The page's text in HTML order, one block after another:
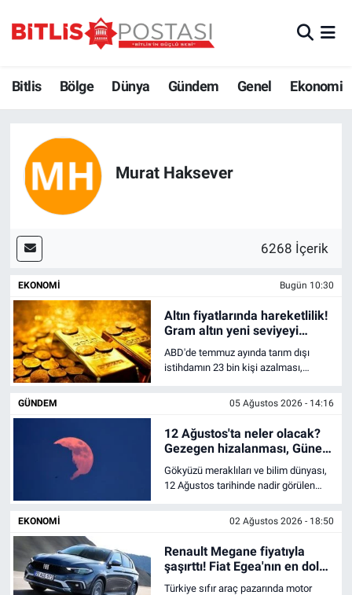
Bitlis Bölge Dünya Gündem Genel Ekonomi
Murat Haksever
6268 İçerik
EKONOMI Bugün 10:30
Altın fiyatlarında hareketlilik!
Gram altın yeni seviyeyi
gördü
ABD'de temmuz ayında tarım dışı
istihdamın 23 bin kişi azalması,
güçlendirdi. Ons altın 4.361 doların
üzerine çıkarken gram altın yurt içinde
6.700 TL seviyesini aştı.
GÜNDEM 05 Ağustos 2026 - 14:16
12 Ağustos'ta neler olacak?
Gezegen hizalanması, Güneş
tutulması ve meteor yağmuru
aynı güne denk geliyor
Gökyüzü meraklıları ve bilim dünyası,
12 Ağustos tarihinde nadir görülen
tanıklık etmeye hazırlanıyor. Aynı gün
içerisinde peş peşe gerçekleşecek
olan altılı gezegen hizalanması, tam
Güneş tutulması ve Perseid meteor
yağmuru görsel bir şölen sunacak.
EKONOMI 02 Ağustos 2026 - 18:50
Renault Megane fiyatıyla
şaşırttı! Fiat Egea'nın en dolu
paketinden daha ucuz oldu
Türkiye sıfır araç pazarında motor
Bölge
Çevre
Dünya
Eğitim
Ekonomi
Genel
Gündem
Kültür-Sanat
Magazin
Politika
Resmi İlanlar
Sağlık
Bitlis Trafik Yoğunluk Haritası
Süper Lig Puan Durumu ve Fikstür
Tüm Manşetler
Son Dakika Haberleri
Haber Arşivi